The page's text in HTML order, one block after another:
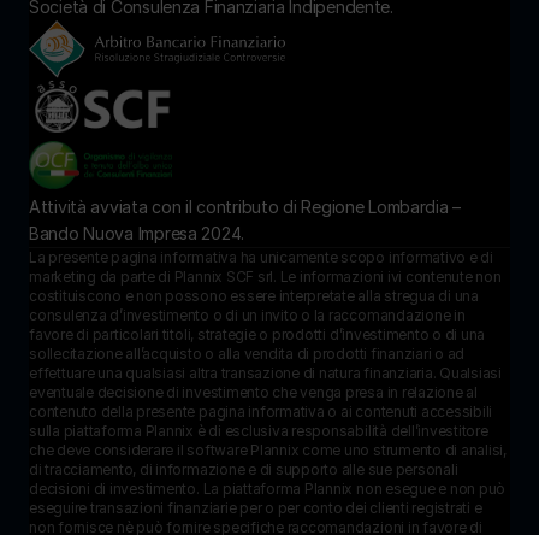
La presente pagina informativa ha unicamente scopo informativo e di
marketing da parte di Plannix SCF srl. Le informazioni ivi contenute non
costituiscono e non possono essere interpretate alla stregua di una
consulenza d’investimento o di un invito o la raccomandazione in
favore di particolari titoli, strategie o prodotti d’investimento o di una
sollecitazione all’acquisto o alla vendita di prodotti finanziari o ad
effettuare una qualsiasi altra transazione di natura finanziaria. Qualsiasi
eventuale decisione di investimento che venga presa in relazione al
contenuto della presente pagina informativa o ai contenuti accessibili
sulla piattaforma Plannix è di esclusiva responsabilità dell’investitore
che deve considerare il software Plannix come uno strumento di analisi,
di tracciamento, di informazione e di supporto alle sue personali
decisioni di investimento. La piattaforma Plannix non esegue e non può
eseguire transazioni finanziarie per o per conto dei clienti registrati e
non fornisce nè può fornire specifiche raccomandazioni in favore di
Società di Consulenza Finanziaria Indipendente.
Attività avviata con il contributo di Regione Lombardia –
Bando Nuova Impresa 2024.